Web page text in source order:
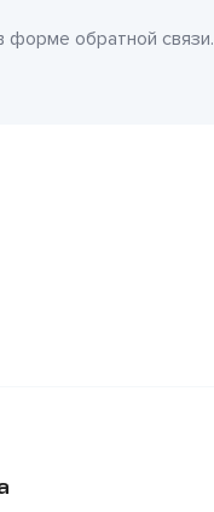
форме обратной связи.